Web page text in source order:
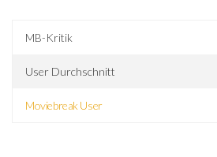
MB-Kritik
User Durchschnitt
Moviebreak User